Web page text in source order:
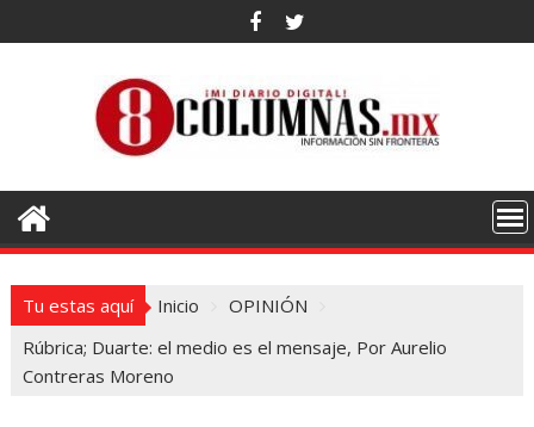
al
Tu estas aquí Inicio
OPINIÓN
Rúbrica; Duarte: el medio es el mensaje, Por Aurelio
Contreras Moreno